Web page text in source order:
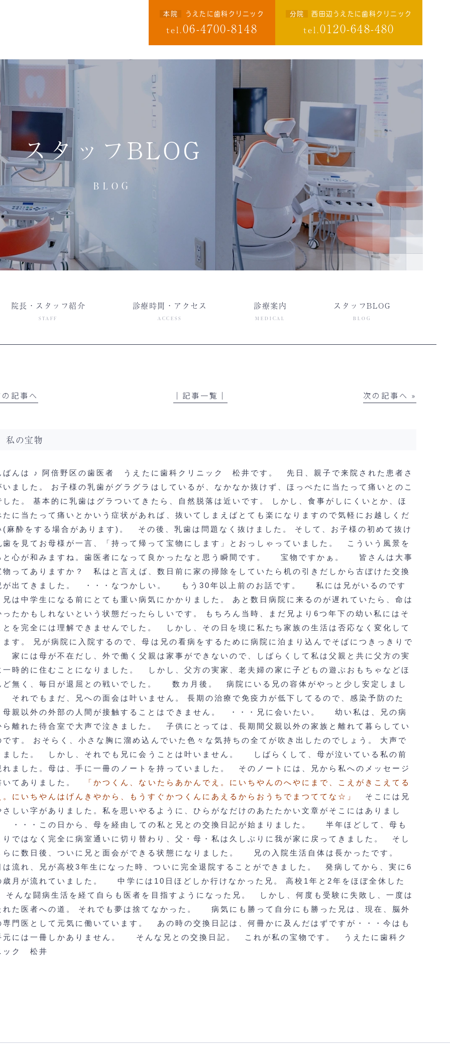
本院 うえたに歯科クリニック
tel.06-4700-8148
分院 西田辺うえたに歯科クリニック
tel.0120-648-480
スタッフBLOG
BLOG
院長・スタッフ紹介
STAFF
診療時間・アクセス
ACCESS
診療案内
MEDICAL
スタッフBLOG
BLOG
記事へ │記事一覧│ 次の記事へ »
私の宝物
ばんは ♪ 阿倍野区の歯医者 うえたに歯科クリニック 松井です。
先日、親子で来院された患者さ
いました。
お子様の乳歯がグラグラはしているが、なかなか抜けず、ほっぺたに当たって痛いとのこ
した。
基本的に乳歯はグラついてきたら、自然脱落は近いです。
しかし、食事がしにくいとか、ほ
たに当たって痛いとかいう症状があれば、抜いてしまえばとても楽になりますので気軽にお越しくだ
(麻酔をする場合があります)。
その後、乳歯は問題なく抜けました。
そして、お子様の初めて抜け
歯を見てお母様が一言、「持って帰って宝物にします」とおっしゃっていました。
こういう風景を
と心が和みますね。歯医者になって良かったなと思う瞬間です。
宝物ですかぁ。
皆さんは大事
物ってありますか？
私はと言えば、数日前に家の掃除をしていたら机の引きだしから古ぼけた交換
が出てきました。
・・・なつかしい。 もう30年以上前のお話です。
私には兄がいるのです
兄は中学生になる前にとても重い病気にかかりました。
あと数日病院に来るのが遅れていたら、命は
ったかもしれないという状態だったらしいです。
もちろん当時、まだ兄より6つ年下の幼い私にはそ
とを完全には理解できませんでした。
しかし、その日を境に私たち家族の生活は否応なく変化して
ます。
兄が病院に入院するので、母は兄の看病をするために病院に泊まり込んでそばにつきっきりで
家には母が不在だし、外で働く父親は家事ができないので、しばらくして私は父親と共に父方の実
一時的に住むことになりました。
しかし、父方の実家、老夫婦の家に子どもの遊ぶおもちゃなどほ
ど無く、毎日が退屈との戦いでした。
数カ月後。
病院にいる兄の容体がやっと少し安定しまし
それでもまだ、兄への面会は叶いません。
長期の治療で免疫力が低下してるので、感染予防のた
母親以外の外部の人間が接触することはできません。
・・・兄に会いたい。
幼い私は、兄の病
ら離れた待合室で大声で泣きました。
子供にとっては、長期間父親以外の家族と離れて暮らしてい
です。
おそらく、小さな胸に溜め込んでいた色々な気持ちの全てが吹き出したのでしょう。
大声で
した。
しかし、それでも兄に会うことは叶いません。
しばらくして、母が泣いている私の前
れました。母は、手に一冊のノートを持っていました。
そのノートには、兄から私へのメッセージ
いてありました。
「かつくん、ないたらあかんでえ。にいちやんのへやにまで、こえがきこえてる
。にいちやんはげんきやから、もうすぐかつくんにあえるからおうちでまつててな☆」
そこには兄
さしい字がありました。私を思いやるように、ひらがなだけのあたたかい文章がそこにはありまし
・・・この日から、母を経由しての私と兄との交換日記が始まりました。
半年ほどして、母も
りではなく完全に病室通いに切り替わり、父・母・私は久しぶりに我が家に戻ってきました。
そし
らに数日後、ついに兄と面会ができる状態になりました。
兄の入院生活自体は長かったです。
は流れ、兄が高校3年生になった時、ついに完全退院することができました。
発病してから、実に6
歳月が流れていました。
中学には10日ほどしか行けなかった兄。
高校1年と2年をほぼ全休した
そんな闘病生活を経て自らも医者を目指すようになった兄。
しかし、何度も受験に失敗し、一度は
れた医者への道。
それでも夢は捨てなかった。
病気にも勝って自分にも勝った兄は、現在、脳外
専門医として元気に働いています。
あの時の交換日記は、何冊かに及んだはずですが・・・今はも
元には一冊しかありません。
そんな兄との交換日記。 これが私の宝物です。
うえたに歯科ク
ック 松井